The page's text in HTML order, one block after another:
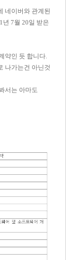
네이버와 관계된
년 7월 20일 받은
약인 듯 합니다.
나가는건 아닌것
서는 아마도